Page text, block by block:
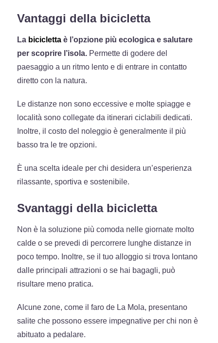
Vantaggi della bicicletta
La bicicletta è l’opzione più ecologica e salutare
per scoprire l’isola. Permette di godere del
paesaggio a un ritmo lento e di entrare in contatto
diretto con la natura.
Le distanze non sono eccessive e molte spiagge e
località sono collegate da itinerari ciclabili dedicati.
Inoltre, il costo del noleggio è generalmente il più
basso tra le tre opzioni.
È una scelta ideale per chi desidera un’esperienza
rilassante, sportiva e sostenibile.
Svantaggi della bicicletta
Non è la soluzione più comoda nelle giornate molto
calde o se prevedi di percorrere lunghe distanze in
poco tempo. Inoltre, se il tuo alloggio si trova lontano
dalle principali attrazioni o se hai bagagli, può
risultare meno pratica.
Alcune zone, come il faro de La Mola, presentano
salite che possono essere impegnative per chi non è
abituato a pedalare.